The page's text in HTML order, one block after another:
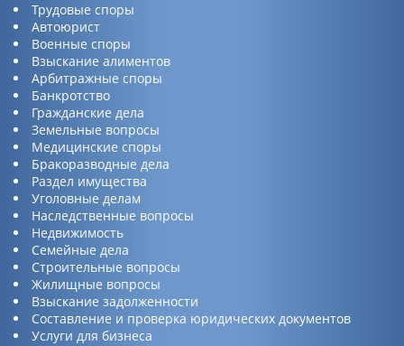
Трудовые споры
Автоюрист
Военные споры
Взыскание алиментов
Арбитражные споры
Банкротство
Гражданские дела
Земельные вопросы
Медицинские споры
Бракоразводные дела
Раздел имущества
Уголовные делам
Наследственные вопросы
Недвижимость
Семейные дела
Строительные вопросы
Жилищные вопросы
Взыскание задолженности
Составление и проверка юридических документов
Услуги для бизнеса